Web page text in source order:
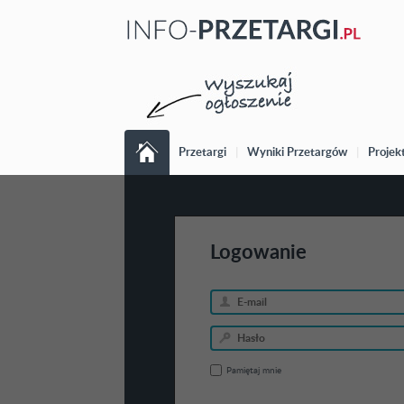
Przetargi Wyniki Przetargów
Logowanie
Pamiętaj mnie